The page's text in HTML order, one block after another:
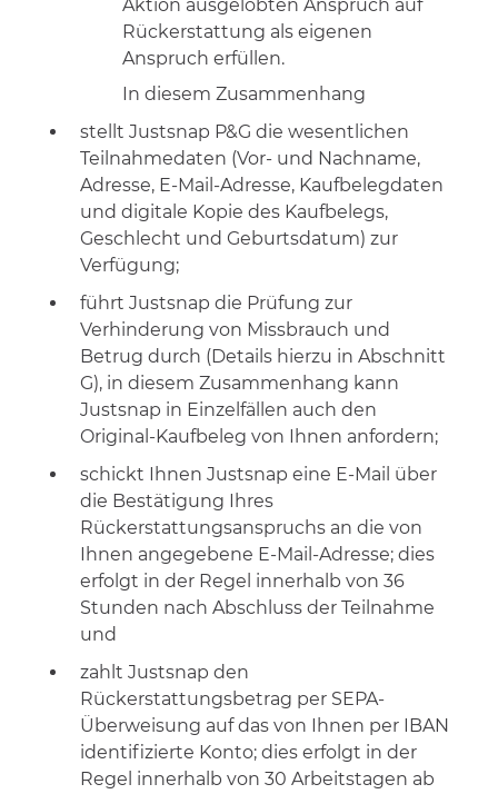
Aktion ausgelobten Anspruch auf
Rückerstattung als eigenen
Anspruch erfüllen.
In diesem Zusammenhang
stellt Justsnap P&G die wesentlichen
Teilnahmedaten (Vor- und Nachname,
Adresse, E-Mail-Adresse, Kaufbelegdaten
und digitale Kopie des Kaufbelegs,
Geschlecht und Geburtsdatum) zur
Verfügung;
führt Justsnap die Prüfung zur
Verhinderung von Missbrauch und
Betrug durch (Details hierzu in Abschnitt
G), in diesem Zusammenhang kann
Justsnap in Einzelfällen auch den
Original-Kaufbeleg von Ihnen anfordern;
schickt Ihnen Justsnap eine E-Mail über
die Bestätigung Ihres
Rückerstattungsanspruchs an die von
Ihnen angegebene E-Mail-Adresse; dies
erfolgt in der Regel innerhalb von 36
Stunden nach Abschluss der Teilnahme
und
zahlt Justsnap den
Rückerstattungsbetrag per SEPA-
Überweisung auf das von Ihnen per IBAN
identifizierte Konto; dies erfolgt in der
Regel innerhalb von 30 Arbeitstagen ab